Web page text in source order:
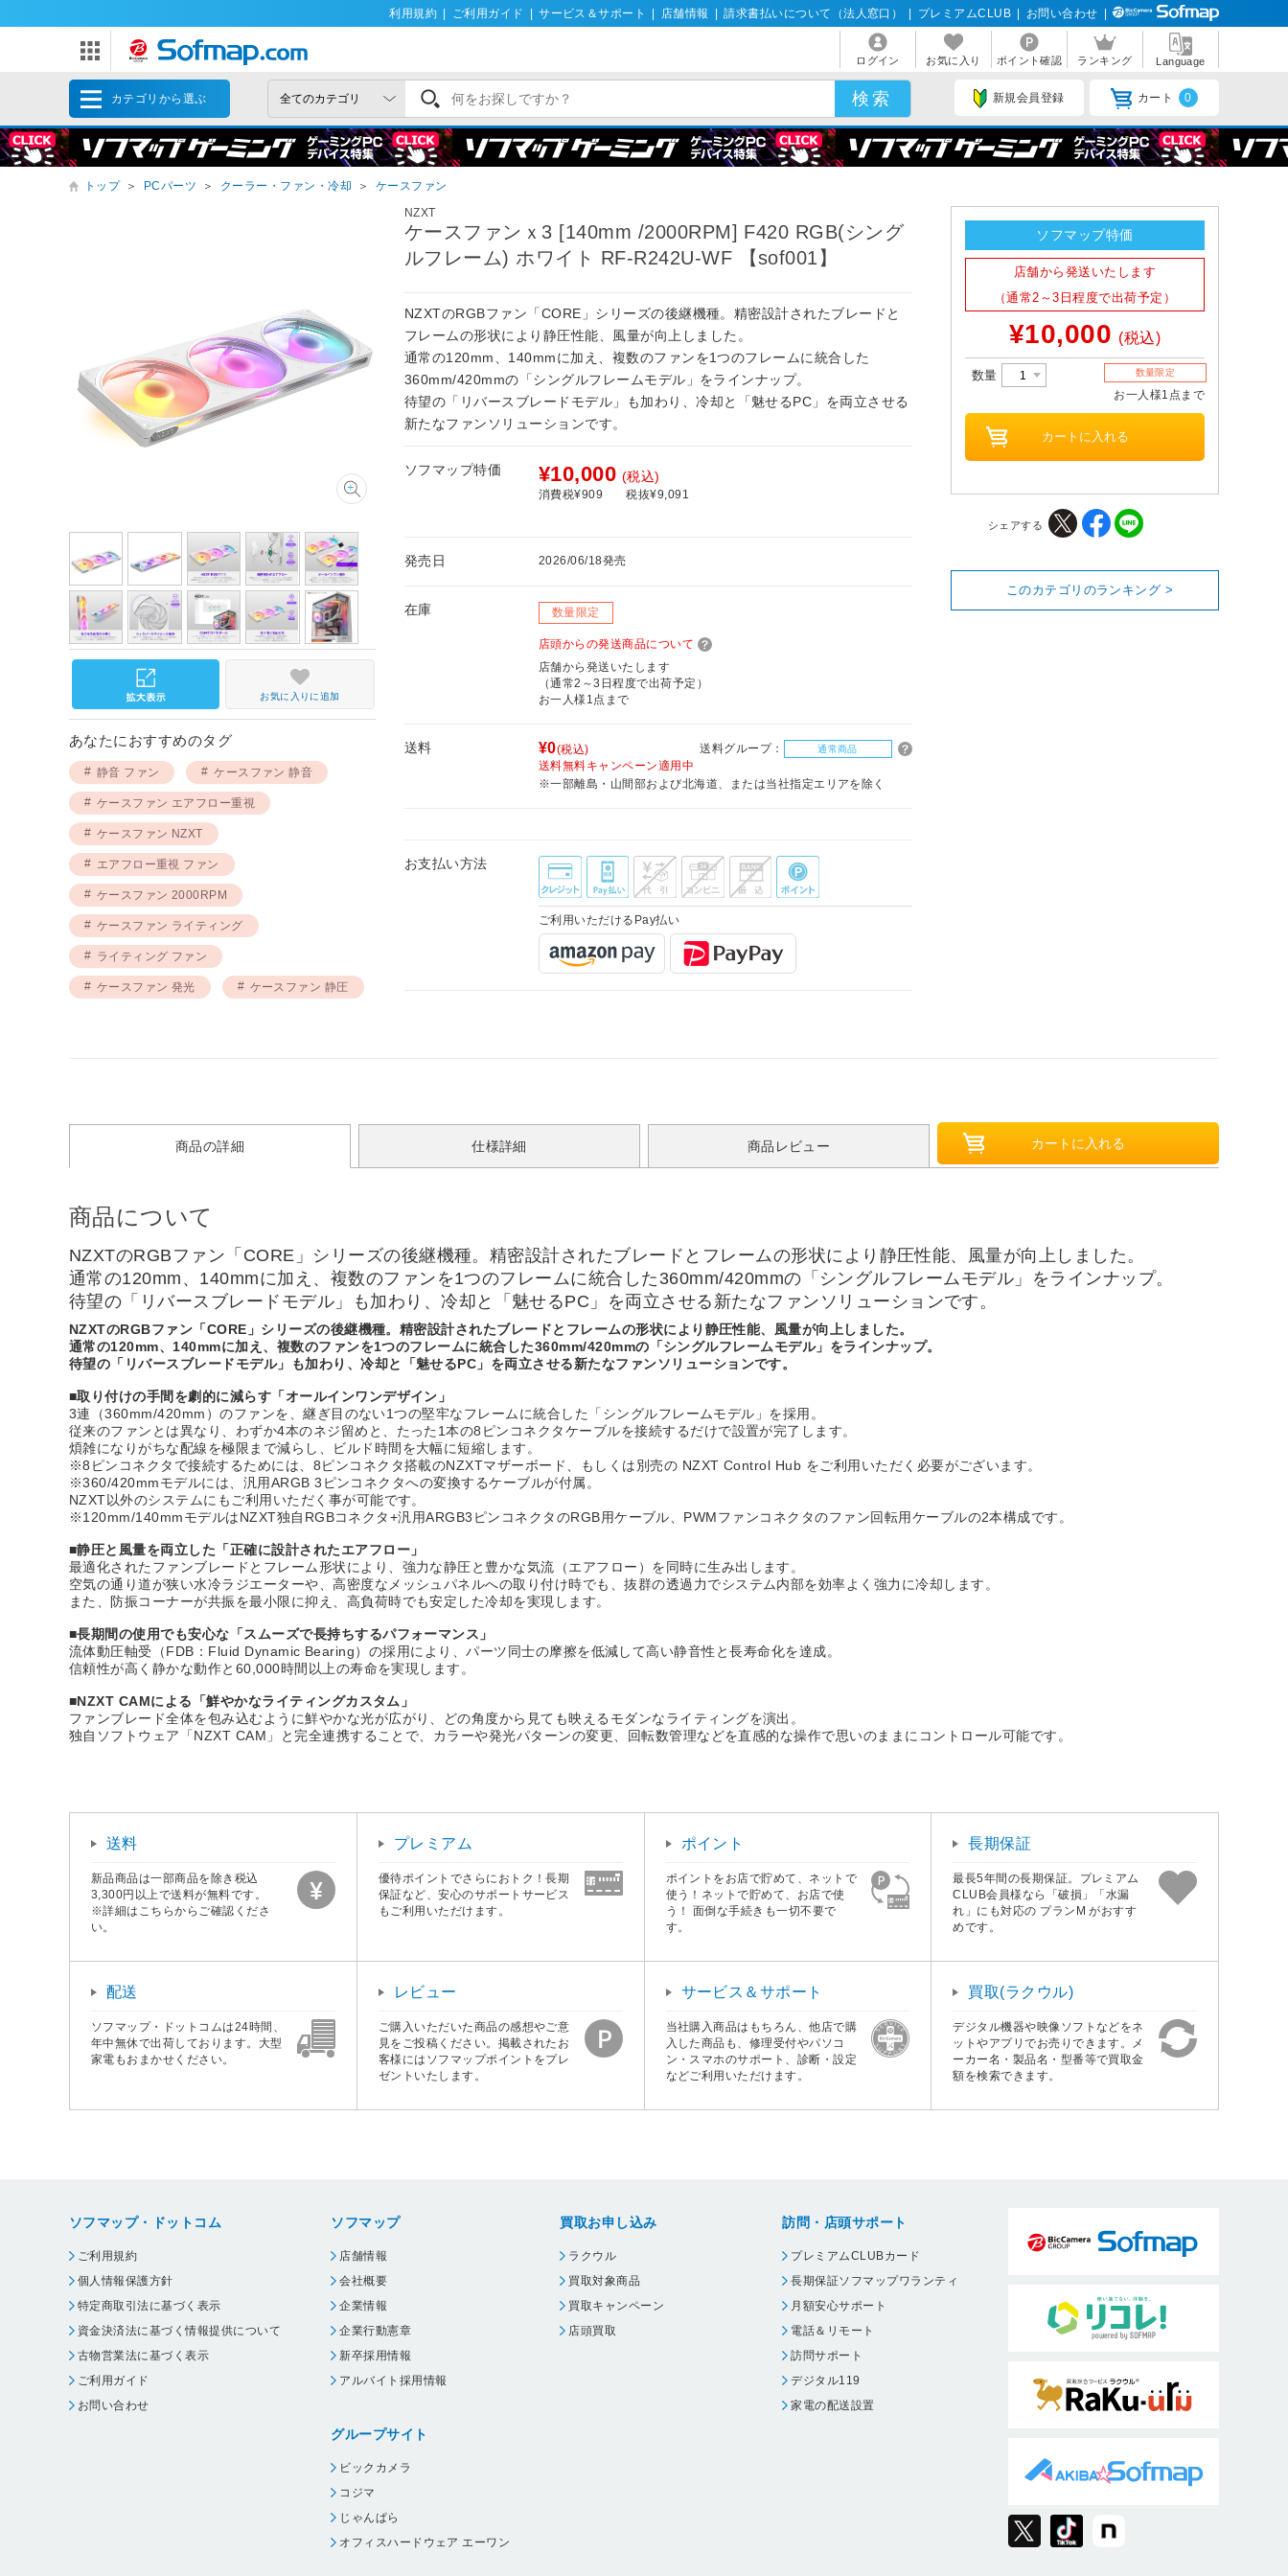
利用規約 ご利用ガイド サービス＆サポート 店舗情報 請求書払いについて（法人窓口） プレミアムCLUB お問い合わせ
ログイン お気に入り ポイント確認 ランキング Language
カテゴリから選ぶ 新規会員登録 カート 0
トップ ＞ PCパーツ ＞ クーラー・ファン・冷却 ＞
ケースファン
NZXT
ケースファンｘ3 [140mm /2000RPM] F420 RGB(シング
ルフレーム) ホワイト RF-R242U-WF 【sof001】
NZXTのRGBファン「CORE」シリーズの後継機種。精密設計されたブレードと
フレームの形状により静圧性能、風量が向上しました。
通常の120mm、140mmに加え、複数のファンを1つのフレームに統合した
360mm/420mmの「シングルフレームモデル」をラインナップ。
待望の「リバースブレードモデル」も加わり、冷却と「魅せるPC」を両立させる
新たなファンソリューションです。
ソフマップ特価 ¥10,000 (税込)
消費税¥909 税抜¥9,091
発売日 2026/06/18発売
在庫 数量限定
店頭からの発送商品について
店舗から発送いたします
（通常2～3日程度で出荷予定）
お一人様1点まで
送料 ¥0(税込) 送料グループ： 通常商品
送料無料キャンペーン適用中
※一部離島・山間部および北海道、または当社指定エリアを除く
お支払い方法
ご利用いただけるPay払い
お気に入りに追加
あなたにおすすめのタグ
静音 ファン ケースファン 静音
ケースファン エアフロー重視
ケースファン NZXT
エアフロー重視 ファン
ケースファン 2000RPM
ケースファン ライティング
ライティング ファン
ケースファン 発光 ケースファン 静圧
ソフマップ特価
店舗から発送いたします
（通常2～3日程度で出荷予定）
¥10,000 (税込)
数量 数量限定
お一人様1点まで
シェアする
このカテゴリのランキング >
商品の詳細 仕様詳細 商品レビュー
商品について
NZXTのRGBファン「CORE」シリーズの後継機種。精密設計されたブレードとフレームの形状により静圧性能、風量が向上しました。
通常の120mm、140mmに加え、複数のファンを1つのフレームに統合した360mm/420mmの「シングルフレームモデル」をラインナップ。
待望の「リバースブレードモデル」も加わり、冷却と「魅せるPC」を両立させる新たなファンソリューションです。
NZXTのRGBファン「CORE」シリーズの後継機種。精密設計されたブレードとフレームの形状により静圧性能、風量が向上しました。
通常の120mm、140mmに加え、複数のファンを1つのフレームに統合した360mm/420mmの「シングルフレームモデル」をラインナップ。
待望の「リバースブレードモデル」も加わり、冷却と「魅せるPC」を両立させる新たなファンソリューションです。
■取り付けの手間を劇的に減らす「オールインワンデザイン」
3連（360mm/420mm）のファンを、継ぎ目のない1つの堅牢なフレームに統合した「シングルフレームモデル」を採用。
従来のファンとは異なり、わずか4本のネジ留めと、たった1本の8ピンコネクタケーブルを接続するだけで設置が完了します。
煩雑になりがちな配線を極限まで減らし、ビルド時間を大幅に短縮します。
※8ピンコネクタで接続するためには、8ピンコネクタ搭載のNZXTマザーボード、もしくは別売の NZXT Control Hub をご利用いただく必要がございます。
※360/420mmモデルには、汎用ARGB 3ピンコネクタへの変換するケーブルが付属。
NZXT以外のシステムにもご利用いただく事が可能です。
※120mm/140mmモデルはNZXT独自RGBコネクタ+汎用ARGB3ピンコネクタのRGB用ケーブル、PWMファンコネクタのファン回転用ケーブルの2本構成です。
■静圧と風量を両立した「正確に設計されたエアフロー」
最適化されたファンブレードとフレーム形状により、強力な静圧と豊かな気流（エアフロー）を同時に生み出します。
空気の通り道が狭い水冷ラジエーターや、高密度なメッシュパネルへの取り付け時でも、抜群の透過力でシステム内部を効率よく強力に冷却します。
また、防振コーナーが共振を最小限に抑え、高負荷時でも安定した冷却を実現します。
■長期間の使用でも安心な「スムーズで長持ちするパフォーマンス」
流体動圧軸受（FDB：Fluid Dynamic Bearing）の採用により、パーツ同士の摩擦を低減して高い静音性と長寿命化を達成。
信頼性が高く静かな動作と60,000時間以上の寿命を実現します。
■NZXT CAMによる「鮮やかなライティングカスタム」
ファンブレード全体を包み込むように鮮やかな光が広がり、どの角度から見ても映えるモダンなライティングを演出。
独自ソフトウェア「NZXT CAM」と完全連携することで、カラーや発光パターンの変更、回転数管理などを直感的な操作で思いのままにコントロール可能です。
送料
新品商品は一部商品を除き税込
3,300円以上で送料が無料です。
※詳細はこちらからご確認くださ
い。
プレミアム
優待ポイントでさらにおトク！長期
保証など、安心のサポートサービス
もご利用いただけます。
ポイント
ポイントをお店で貯めて、ネットで
使う！ネットで貯めて、お店で使
う！ 面倒な手続きも一切不要で
す。
長期保証
最長5年間の長期保証。プレミアム
CLUB会員様なら「破損」「水漏
れ」にも対応の プランM がおすす
めです。
配送
ソフマップ・ドットコムは24時間、
年中無休で出荷しております。大型
家電もおまかせください。
レビュー
ご購入いただいた商品の感想やご意
見をご投稿ください。掲載されたお
客様にはソフマップポイントをプレ
ゼントいたします。
サービス＆サポート
当社購入商品はもちろん、他店で購
入した商品も、修理受付やパソコ
ン・スマホのサポート、診断・設定
などご利用いただけます。
買取(ラクウル)
デジタル機器や映像ソフトなどをネ
ットやアプリでお売りできます。メ
ーカー名・製品名・型番等で買取金
額を検索できます。
ソフマップ・ドットコム
ご利用規約
個人情報保護方針
特定商取引法に基づく表示
資金決済法に基づく情報提供について
古物営業法に基づく表示
ご利用ガイド
お問い合わせ
ソフマップ
店舗情報
会社概要
企業情報
企業行動憲章
新卒採用情報
アルバイト採用情報
グループサイト
ビックカメラ
コジマ
じゃんぱら
オフィスハードウェア エーワン
買取お申し込み
ラクウル
買取対象商品
買取キャンペーン
店頭買取
訪問・店頭サポート
プレミアムCLUBカード
長期保証ソフマップワランティ
月額安心サポート
電話＆リモート
訪問サポート
デジタル119
家電の配送設置